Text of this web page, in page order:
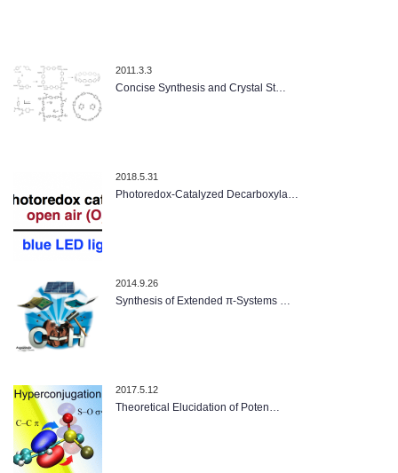
2011.3.3
Concise Synthesis and Crystal St…
2018.5.31
Photoredox‐Catalyzed Decarboxyla…
2014.9.26
Synthesis of Extended π-Systems …
2017.5.12
Theoretical Elucidation of Poten…